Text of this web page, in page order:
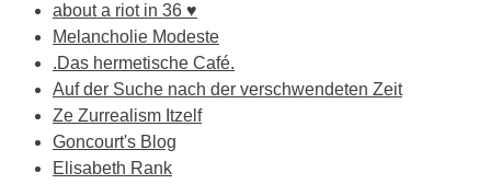
about a riot in 36 ♥
Melancholie Modeste
.Das hermetische Café.
Auf der Suche nach der verschwendeten Zeit
Ze Zurrealism Itzelf
Goncourt's Blog
Elisabeth Rank